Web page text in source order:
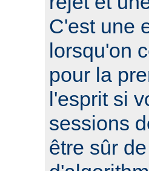
C'est une
lorsqu'on
pour la
l'esprit si
sessions
être sûr